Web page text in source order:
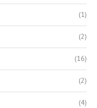
(1)
(2)
(16)
(2)
(4)